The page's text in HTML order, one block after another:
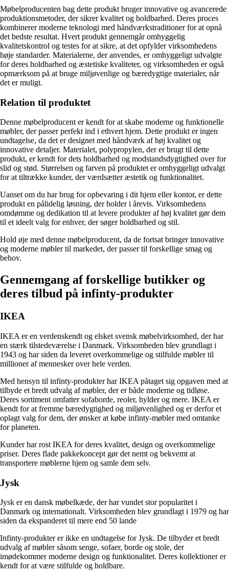
Møbelproducenten bag dette produkt bruger innovative og avancerede
produktionsmetoder, der sikrer kvalitet og holdbarhed. Deres proces
kombinerer moderne teknologi med håndværkstraditioner for at opnå
det bedste resultat. Hvert produkt gennemgår omhyggelig
kvalitetskontrol og testes for at sikre, at det opfylder virksomhedens
høje standarder. Materialerne, der anvendes, er omhyggeligt udvalgte
for deres holdbarhed og æstetiske kvaliteter, og virksomheden er også
opmærksom på at bruge miljøvenlige og bæredygtige materialer, når
det er muligt.
Relation til produktet
Denne møbelproducent er kendt for at skabe moderne og funktionelle
møbler, der passer perfekt ind i ethvert hjem. Dette produkt er ingen
undtagelse, da det er designet med håndværk af høj kvalitet og
innovative detaljer. Materialet, polypropylen, der er brugt til dette
produkt, er kendt for dets holdbarhed og modstandsdygtighed over for
slid og stød. Størrelsen og farven på produktet er omhyggeligt udvalgt
for at tiltrække kunder, der værdsætter æstetik og funktionalitet.
Uanset om du har brug for opbevaring i dit hjem eller kontor, er dette
produkt en pålidelig løsning, der holder i årevis. Virksomhedens
omdømme og dedikation til at levere produkter af høj kvalitet gør dem
til et ideelt valg for enhver, der søger holdbarhed og stil.
Hold øje med denne møbelproducent, da de fortsat bringer innovative
og moderne møbler til markedet, der passer til forskellige smag og
behov.
Gennemgang af forskellige butikker og
deres tilbud på infinty-produkter
IKEA
IKEA er en verdenskendt og elsket svensk møbelvirksomhed, der har
en stærk tilstedeværelse i Danmark. Virksomheden blev grundlagt i
1943 og har siden da leveret overkommelige og stilfulde møbler til
millioner af mennesker over hele verden.
Med hensyn til infinty-produkter har IKEA påtaget sig opgaven med at
tilbyde et bredt udvalg af møbler, der er både moderne og tidløse.
Deres sortiment omfatter sofaborde, reoler, hylder og mere. IKEA er
kendt for at fremme bæredygtighed og miljøvenlighed og er derfor et
oplagt valg for dem, der ønsker at købe infinty-møbler med omtanke
for planeten.
Kunder har rost IKEA for deres kvalitet, design og overkommelige
priser. Deres flade pakkekoncept gør det nemt og bekvemt at
transportere møblerne hjem og samle dem selv.
Jysk
Jysk er en dansk møbelkæde, der har vundet stor popularitet i
Danmark og internationalt. Virksomheden blev grundlagt i 1979 og har
siden da ekspanderet til mere end 50 lande
Infinty-produkter er ikke en undtagelse for Jysk. De tilbyder et bredt
udvalg af møbler såsom senge, sofaer, borde og stole, der
imødekommer moderne design og funktionalitet. Deres kollektioner er
kendt for at være stilfulde og holdbare.